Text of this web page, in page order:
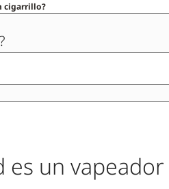
cigarrillo?
es un